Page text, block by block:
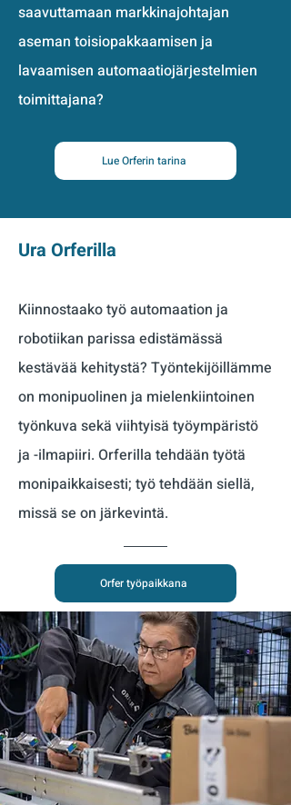
saavuttamaan markkinajohtajan
aseman toisiopakkaamisen ja
lavaamisen automaatiojärjestelmien
toimittajana?
Lue Orferin tarina
Ura Orferilla
Kiinnostaako työ automaation ja
robotiikan parissa edistämässä
kestävää kehitystä? Työntekijöillämme
on monipuolinen ja mielenkiintoinen
työnkuva sekä viihtyisä työympäristö
ja -ilmapiiri. Orferilla tehdään työtä
monipaikkaisesti; työ tehdään siellä,
missä se on järkevintä.
Orfer työpaikkana